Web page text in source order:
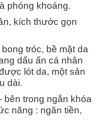
phóng khoáng.
kích thước gọn
tróc, bề mặt da
dấu ấn cá nhân
lót da, một sản
dài.
bên trong ngắn khóa
năng : ngăn tiền,